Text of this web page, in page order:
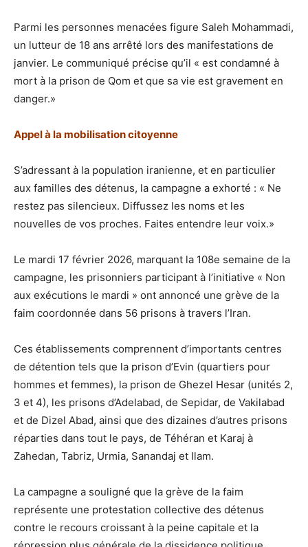
Parmi les personnes menacées figure Saleh Mohammadi,
un lutteur de 18 ans arrêté lors des manifestations de
janvier. Le communiqué précise qu’il « est condamné à
mort à la prison de Qom et que sa vie est gravement en
danger.»
Appel à la mobilisation citoyenne
S’adressant à la population iranienne, et en particulier
aux familles des détenus, la campagne a exhorté : « Ne
restez pas silencieux. Diffussez les noms et les
nouvelles de vos proches. Faites entendre leur voix.»
Le mardi 17 février 2026, marquant la 108e semaine de la
campagne, les prisonniers participant à l’initiative « Non
aux exécutions le mardi » ont annoncé une grève de la
faim coordonnée dans 56 prisons à travers l’Iran.
Ces établissements comprennent d’importants centres
de détention tels que la prison d’Evin (quartiers pour
hommes et femmes), la prison de Ghezel Hesar (unités 2,
3 et 4), les prisons d’Adelabad, de Sepidar, de Vakilabad
et de Dizel Abad, ainsi que des dizaines d’autres prisons
réparties dans tout le pays, de Téhéran et Karaj à
Zahedan, Tabriz, Urmia, Sanandaj et Ilam.
La campagne a souligné que la grève de la faim
représente une protestation collective des détenus
contre le recours croissant à la peine capitale et la